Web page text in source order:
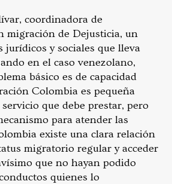
coordinadora de
migración de Dejusticia, un
jurídicos y sociales que lleva
en el caso venezolano,
básico es de capacidad
Colombia es pequeña
que debe prestar, pero
para atender las
existe una clara relación
migratorio regular y acceder
que no hayan podido
quienes lo